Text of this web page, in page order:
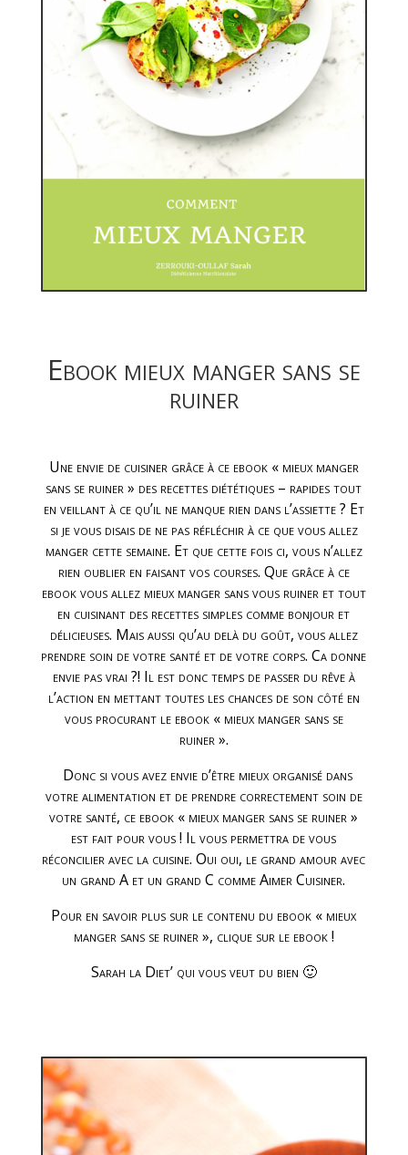
Ebook mieux manger sans se
ruiner
Une envie de cuisiner grâce à ce ebook « mieux manger
sans se ruiner » des recettes diététiques – rapides tout
en veillant à ce qu’il ne manque rien dans l’assiette ? Et
si je vous disais de ne pas réfléchir à ce que vous allez
manger cette semaine. Et que cette fois ci, vous n’allez
rien oublier en faisant vos courses. Que grâce à ce
ebook vous allez mieux manger sans vous ruiner et tout
en cuisinant des recettes simples comme bonjour et
délicieuses. Mais aussi qu’au delà du goût, vous allez
prendre soin de votre santé et de votre corps. Ca donne
envie pas vrai ?! Il est donc temps de passer du rêve à
l’action en mettant toutes les chances de son côté en
vous procurant le ebook « mieux manger sans se
ruiner ».
Donc si vous avez envie d’être mieux organisé dans
votre alimentation et de prendre correctement soin de
votre santé, ce ebook « mieux manger sans se ruiner »
est fait pour vous ! Il vous permettra de vous
réconcilier avec la cuisine. Oui oui, le grand amour avec
un grand A et un grand C comme Aimer Cuisiner.
Pour en savoir plus sur le contenu du ebook « mieux
manger sans se ruiner », clique sur le ebook !
Sarah la Diet’ qui vous veut du bien 🙂